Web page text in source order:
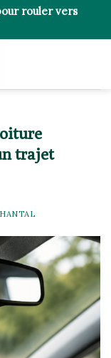
rouler vers
trajet